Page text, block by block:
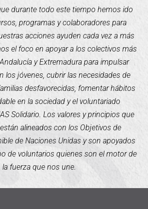
durante todo este tiempo hemos ido
programas y colaboradores para
acciones ayuden cada vez a más
el foco en apoyar a los colectivos más
y Extremadura para impulsar
los jóvenes, cubrir las necesidades de
desfavorecidas, fomentar hábitos
en la sociedad y el voluntariado
Solidario. Los valores y principios que
alineados con los Objetivos de
de Naciones Unidas y son apoyados
de voluntarios quienes son el motor de
la fuerza que nos une.